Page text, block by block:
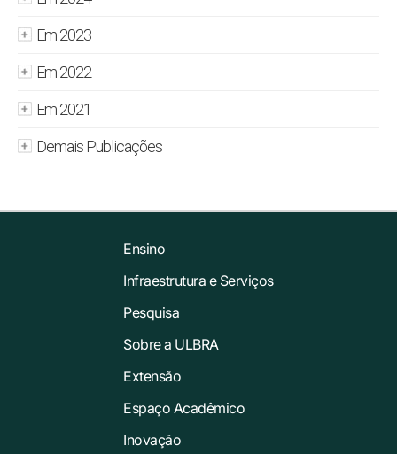
Em 2023
Em 2022
Em 2021
Demais Publicações
Ensino
Infraestrutura e Serviços
Pesquisa
Sobre a ULBRA
Extensão
Espaço Acadêmico
Inovação